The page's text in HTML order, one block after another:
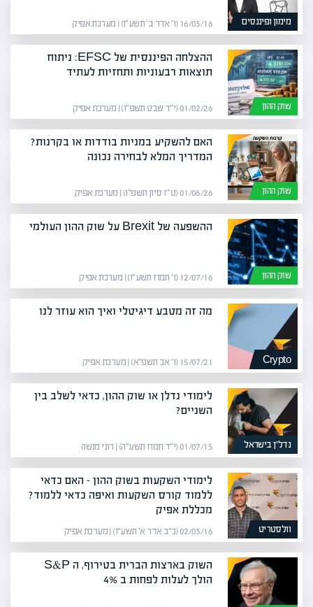
מימון ופיננסים 16/03/16 (ו׳ אדר ב׳ תשע״ו) | מערכת אפיק
שוק ההון
ההצלחה הפיננסית של EFSC: ניתוח
תוצאות רבעוניות ותחזיות לעתיד
01/02/26 (י״ד שבט תשפ״ו) | מערכת אפיק
שוק ההון
האם להשקיע במניות בודדות או בקרנות?
המדריך המלא לבחירה נכונה
01/06/26 (ט״ז סיון תשפ״ו) | מערכת אפיק
שוק ההון
ההשפעה של Brexit על שוק ההון העולמי
12/07/16 (ו׳ תמוז תשע״ו) | מערכת אפיק
Crypto
מה זה מטבע דיגיטלי ואיך הוא עוזר לנו
15/07/21 (ו׳ אב תשפ״א) | מערכת אפיק
נדל”ן בישראל
לימודי נדלן או שוק ההון, כדאי לשלב בין
השניים?
01/07/15 (י״ד תמוז תשע״ה) | רוני מנשה
וולסטריט
לימודי השקעות בשוק ההון – האם כדאי
ללמוד קורס השקעות ואיפה כדאי ללמוד?
מכללת אפיק
02/03/16 (כ״ב אדר א׳ תשע״ו) | מערכת אפיק
השוק בארצות הברית בטירוף, ה S&P
הולך לעלות לפחות ב 4%